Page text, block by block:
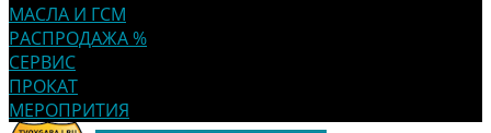
МАСЛА И ГСМ
РАСПРОДАЖА %
СЕРВИС
ПРОКАТ
МЕРОПРИТИЯ